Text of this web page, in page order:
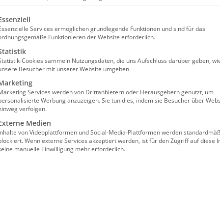
Mobbing
im Wege einer “Präsenz im digitalen
GoToMeeting gearbeitet.
eine Liste der Service-Gruppen, für die eine
Services ermöglichen grundlegende Funktionen und sind für das
Funktionieren der Website erforderlich.
Cookies sammeln Nutzungsdaten, die uns Aufschluss darüber geben,
Besucher mit unserer Website umgehen.
Services werden von Drittanbietern oder Herausgebern genutzt, um
Werbung anzuzeigen. Sie tun dies, indem sie Besucher über
verfolgen.
Medien
von Videoplattformen und Social-Media-Plattformen werden
Wenn externe Services akzeptiert werden, ist für den Zugriff auf diese
manuelle Einwilligung mehr erforderlich.